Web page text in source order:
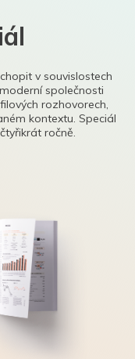
v souvislostech
společnosti
rozhovorech,
kontextu. Speciál
ročně.